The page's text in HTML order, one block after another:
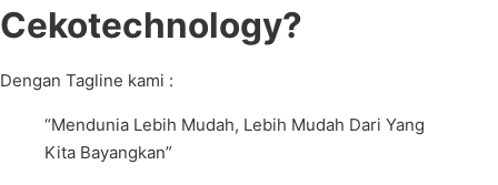
Cekotechnology?
Dengan Tagline kami :
“Mendunia Lebih Mudah, Lebih Mudah Dari Yang
Kita Bayangkan”